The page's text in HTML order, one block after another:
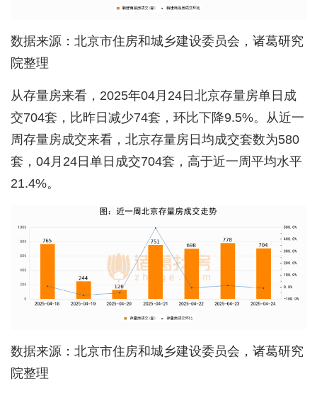
数据来源：北京市住房和城乡建设委员会，诸葛研究
院整理
从存量房来看，2025年04月24日北京存量房单日成
交704套，比昨日减少74套，环比下降9.5%。从近一
周存量房成交来看，北京存量房日均成交套数为580
套，04月24日单日成交704套，高于近一周平均水平
21.4%。
数据来源：北京市住房和城乡建设委员会，诸葛研究
院整理